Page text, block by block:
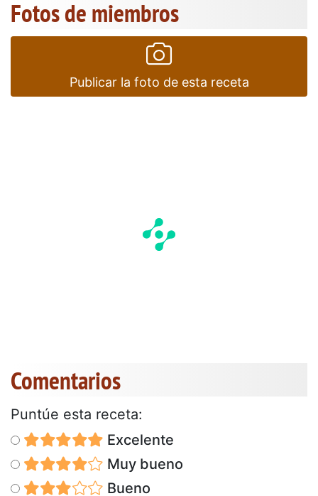
Fotos de miembros
Publicar la foto de esta receta
Comentarios
Puntúe esta receta:
Excelente
Muy bueno
Bueno